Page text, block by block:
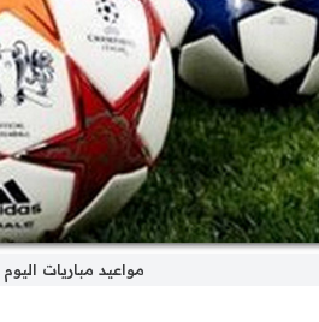
مواعيد مباريات اليوم الأحد 13